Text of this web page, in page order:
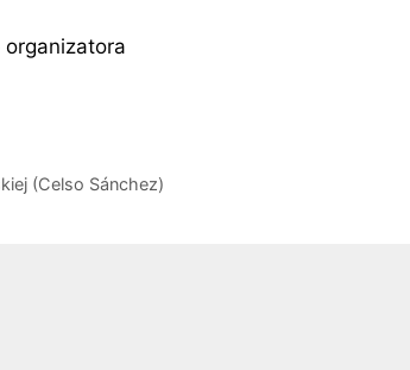
organizatora
(Celso Sánchez)